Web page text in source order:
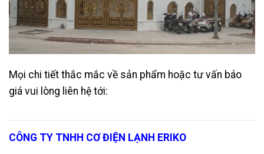
Mọi chi tiết thắc mắc về sản phẩm hoặc tư vấn báo
giá vui lòng liên hệ tới:
CÔNG TY TNHH CƠ ĐIỆN LẠNH ERIKO